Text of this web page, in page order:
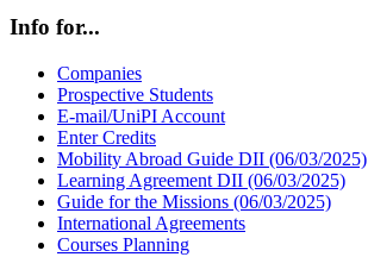
Info for...
Companies
Prospective Students
E-mail/UniPI Account
Enter Credits
Mobility Abroad Guide DII (06/03/2025)
Learning Agreement DII (06/03/2025)
Guide for the Missions (06/03/2025)
International Agreements
Courses Planning